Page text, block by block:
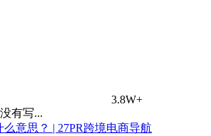
3.8W+
有写...